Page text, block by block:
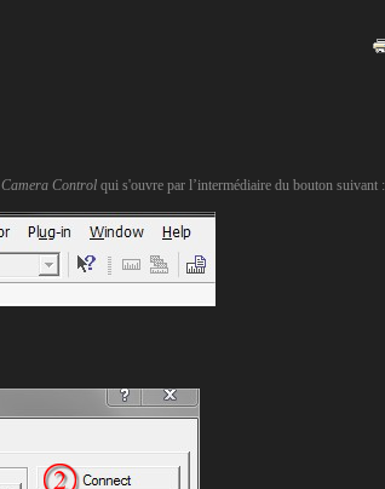
Camera Control qui s'ouvre par l’intermédiaire du bouton suivant :